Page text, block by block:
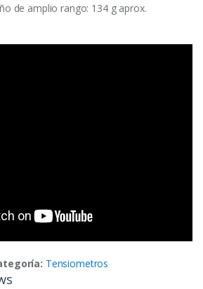
de amplio rango: 134 g aprox.
Tensiometros